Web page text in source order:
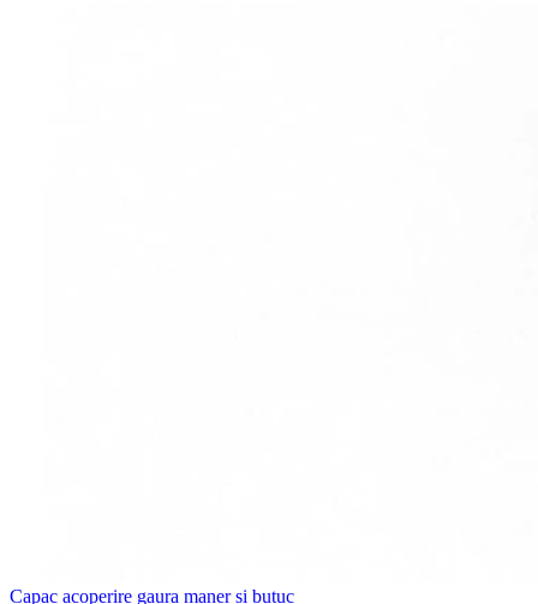
Capac acoperire gaura maner si butuc